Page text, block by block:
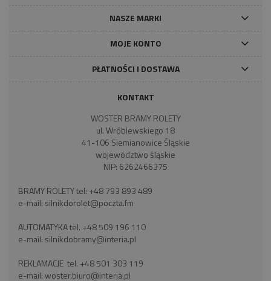
NASZE MARKI
MOJE KONTO
PŁATNOŚCI I DOSTAWA
KONTAKT
WOSTER BRAMY ROLETY
ul. Wróblewskiego 18
41-106 Siemianowice Śląskie
województwo śląskie
NIP: 6262466375
BRAMY ROLETY tel: +48 793 893 489
e-mail: silnikdorolet@poczta.fm
AUTOMATYKA tel. +48 509 196 110
e-mail: silnikdobramy@interia.pl
REKLAMACJE tel. +48 501 303 119
e-mail:woster.biuro@interia.pl